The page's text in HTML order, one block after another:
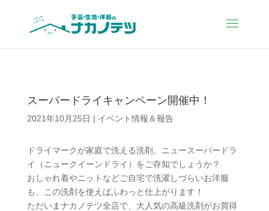
スーパードライキャンペーン開催中！
2021年10月25日 | イベント情報＆報告
ドライマークが家庭で洗える洗剤、ニュースーパードラ
イ（ニュークイーンドライ）をご存知でしょうか？
おしゃれ着やニットなどご自宅で洗濯しづらいお洋服
も、この洗剤を使えばふわっと仕上がります！
ただいまナカノテツ全店で、大人気の高級洗剤がお買得